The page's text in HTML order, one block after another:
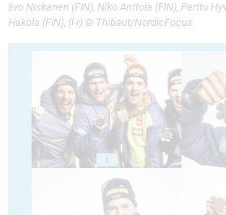
Iivo Niskanen (FIN), Niko Anttola (FIN), Perttu
Hakola (FIN), (l-r) © Thibaut/NordicFocus
1